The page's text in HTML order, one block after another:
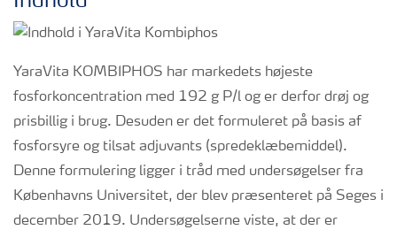
YaraVita KOMBIPHOS har markedets højeste
fosforkoncentration med 192 g P/l og er derfor drøj og
prisbillig i brug. Desuden er det formuleret på basis af
fosforsyre og tilsat adjuvants (spredeklæbemiddel).
Denne formulering ligger i tråd med undersøgelser fra
Københavns Universitet, der blev præsenteret på Seges i
december 2019. Undersøgelserne viste, at der er